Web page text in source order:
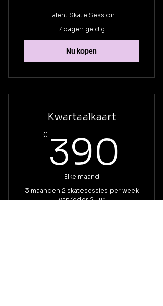
Talent Skate Session
7 dagen geldig
Nu kopen
Kwartaalkaart
€ 390
Elke maand
3 maanden 2 skatesessies per week
van ieder 2 uur